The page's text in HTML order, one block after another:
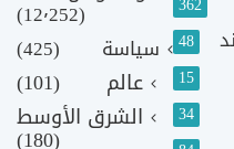
48
15
34
(12٬252)
سياسة
(425)
عالم
(101)
الشرق الأوسط
(180)